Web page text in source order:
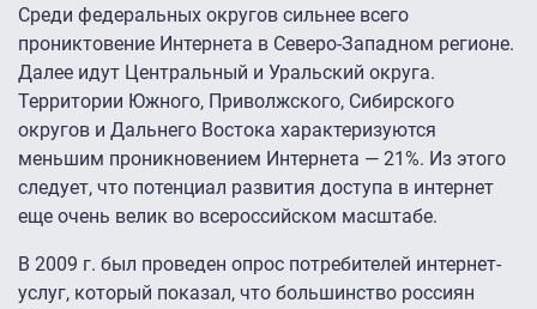
Среди федеральных округов сильнее всего
прониктовение Интернета в Северо-Западном регионе.
Далее идут Центральный и Уральский округа.
Территории Южного, Приволжского, Сибирского
округов и Дальнего Востока характеризуются
меньшим проникновением Интернета — 21%. Из этого
следует, что потенциал развития доступа в интернет
еще очень велик во всероссийском масштабе.
В 2009 г. был проведен опрос потребителей интернет-
услуг, который показал, что большинство россиян